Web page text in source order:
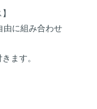
由に組み合わせ
ます。